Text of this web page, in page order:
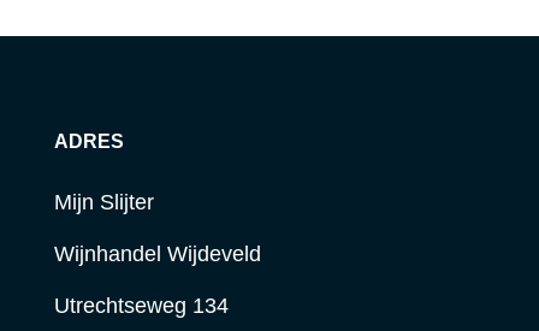
ADRES
Mijn Slijter
Wijnhandel Wijdeveld
Utrechtseweg 134